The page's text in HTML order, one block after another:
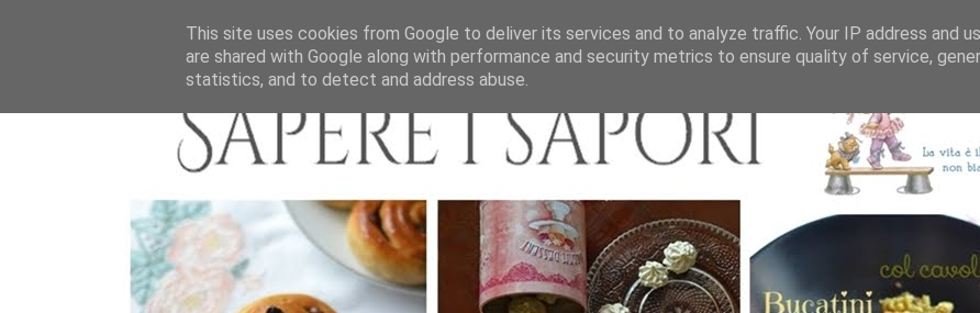
This site uses cookies from Google to deliver its services and to analyze traffic. Your IP address and
are shared with Google along with performance and security metrics to ensure quality of service,
statistics, and to detect and address abuse.